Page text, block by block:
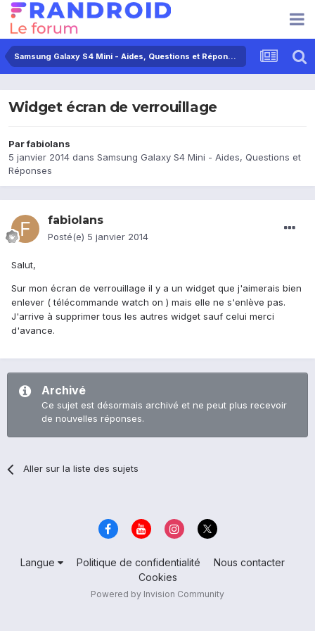
Samsung Galaxy S4 Mini - Aides, Questions et Réponses
Widget écran de verrouillage
Parfabiolans
5 janvier 2014 dans Samsung Galaxy S4 Mini - Aides, Questions et
Réponses
fabiolans
Posté(e) 5 janvier 2014
Salut,
Sur mon écran de verrouillage il y a un widget que j'aimerais bien
enlever ( télécommande watch on ) mais elle ne s'enlève pas.
J'arrive à supprimer tous les autres widget sauf celui merci
d'avance.
Archivé
Ce sujet est désormais archivé et ne peut plus recevoir
de nouvelles réponses.
Aller sur la liste des sujets
Langue Politique de confidentialité
Nous contacter
Cookies
Powered by Invision Community